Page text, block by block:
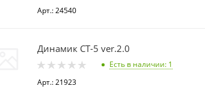
Арт.: 24540
Динамик СТ-5 ver.2.0
Есть в наличии: 1
Арт.: 21923